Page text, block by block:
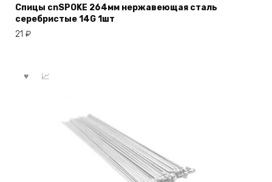
Спицы cnSPOKE 264мм нержавеющая сталь
серебристые 14G 1шт
21 ₽